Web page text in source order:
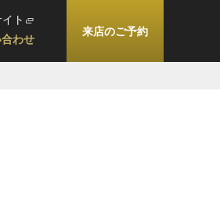
ト
わせ
来店のご予約